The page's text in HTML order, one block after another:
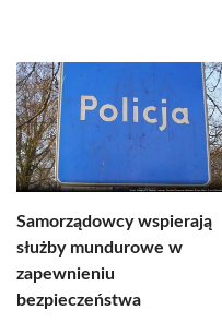
Samorządowcy wspierają
służby mundurowe w
zapewnieniu
bezpieczeństwa